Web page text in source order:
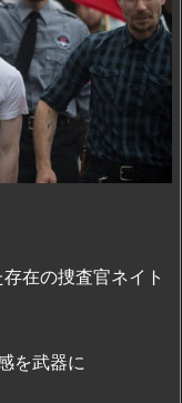
在の捜査官ネイト
を武器に